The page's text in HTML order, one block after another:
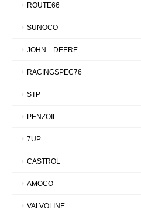
ROUTE66
SUNOCO
JOHN DEERE
RACINGSPEC76
STP
PENZOIL
7UP
CASTROL
AMOCO
VALVOLINE